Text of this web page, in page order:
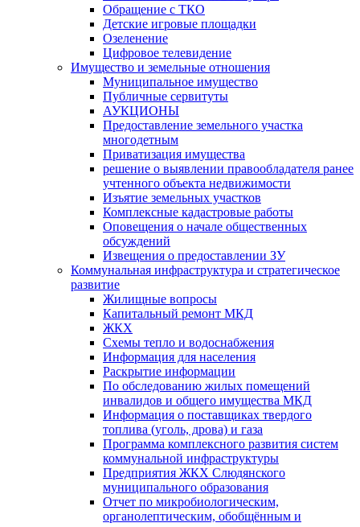
Обращение с ТКО
Детские игровые площадки
Озеленение
Цифровое телевидение
Имущество и земельные отношения
Муниципальное имущество
Публичные сервитуты
АУКЦИОНЫ
Предоставление земельного участка
многодетным
Приватизация имущества
решение о выявлении правообладателя ранее
учтенного объекта недвижимости
Изъятие земельных участков
Комплексные кадастровые работы
Оповещения о начале общественных
обсуждений
Извещения о предоставлении ЗУ
Коммунальная инфраструктура и стратегическое
развитие
Жилищные вопросы
Капитальный ремонт МКД
ЖКХ
Схемы тепло и водоснабжения
Информация для населения
Раскрытие информации
По обследованию жилых помещений
инвалидов и общего имущества МКД
Информация о поставщиках твердого
топлива (уголь, дрова) и газа
Программа комплексного развития систем
коммунальной инфраструктуры
Предприятия ЖКХ Слюдянского
муниципального образования
Отчет по микробиологическим,
органолептическим, обобщённым и